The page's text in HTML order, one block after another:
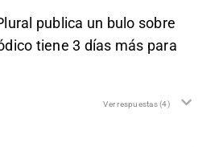
publica un bulo sobre
tiene 3 días más para
Ver respuestas(4)